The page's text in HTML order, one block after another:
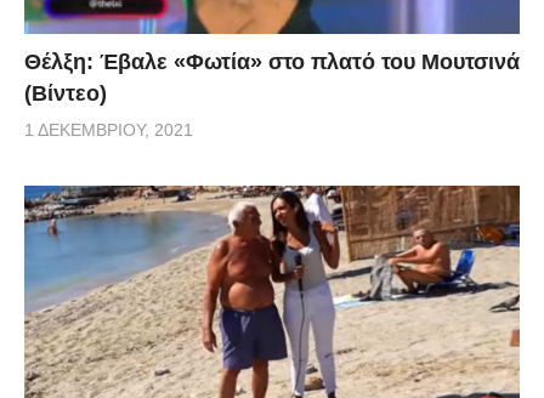
Θέλξη: Έβαλε «Φωτία» στο πλατό του Μουτσινά
(Βίντεο)
1 ΔΕΚΕΜΒΡΊΟΥ, 2021